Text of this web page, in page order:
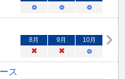
○ ○ ○
8 月 9 月 10月
× × ○
ス